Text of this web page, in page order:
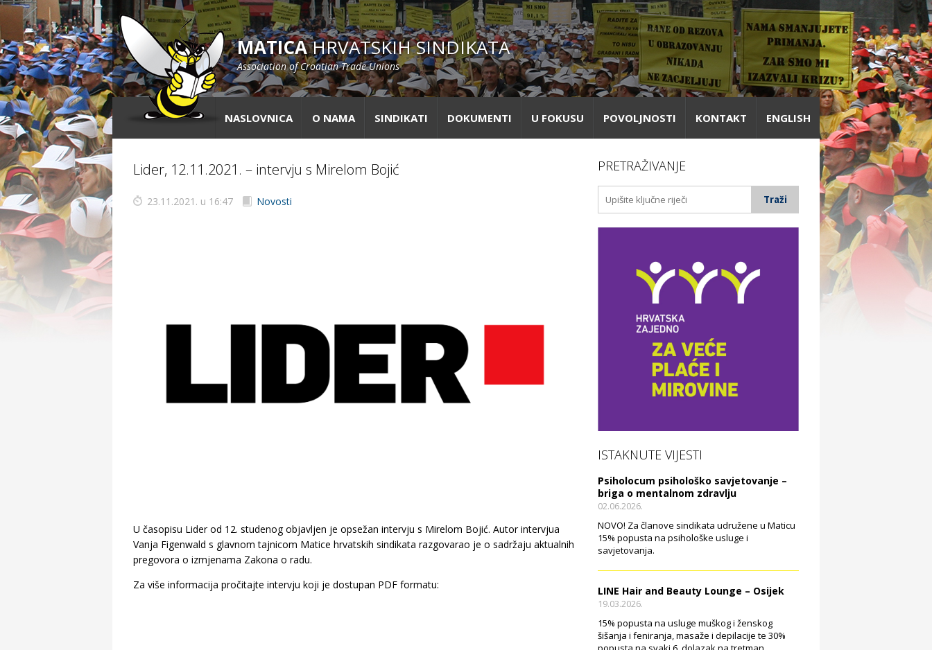
MATICAHRVATSKIH SINDIKATA
Association of Croatian Trade Unions
NASLOVNICA O NAMA SINDIKATI DOKUMENTI U FOKUSU POVOLJNOSTI KONTAKT ENGLISH
Lider, 12.11.2021. – intervju s Mirelom Bojić
23.11.2021. u 16:47 Novosti
U časopisu Lider od 12. studenog objavljen je opsežan intervju s Mirelom Bojić. Autor intervjua
Vanja Figenwald s glavnom tajnicom Matice hrvatskih sindikata razgovarao je o sadržaju aktualnih
pregovora o izmjenama Zakona o radu.
Za više informacija pročitajte intervju koji je dostupan PDF formatu:
PRETRAŽIVANJE
ISTAKNUTE VIJESTI
Psiholocum psihološko savjetovanje –
briga o mentalnom zdravlju
02.06.2026.
NOVO! Za članove sindikata udružene u Maticu
15% popusta na psihološke usluge i
savjetovanja.
LINE Hair and Beauty Lounge – Osijek
19.03.2026.
15% popusta na usluge muškog i ženskog
šišanja i feniranja, masaže i depilacije te 30%